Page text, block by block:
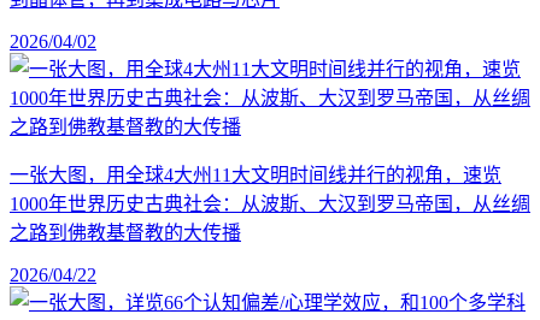
2026/04/02
一张大图，用全球4大州11大文明时间线并行的视角，速览
1000年世界历史古典社会：从波斯、大汉到罗马帝国，从丝绸
之路到佛教基督教的大传播
2026/04/22